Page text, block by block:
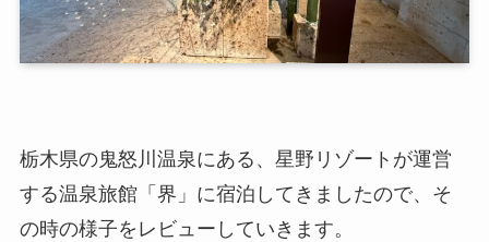
栃木県の鬼怒川温泉にある、星野リゾートが運営
する温泉旅館「界」に宿泊してきましたので、そ
の時の様子をレビューしていきます。